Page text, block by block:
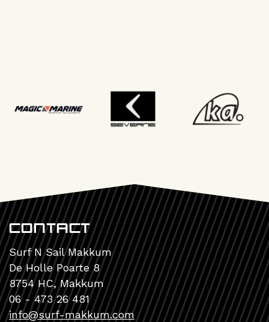
Contact
Surf N Sail Makkum
De Holle Poarte 8
8754 HC, Makkum
06 - 473 26 481
info@surf-makkum.com